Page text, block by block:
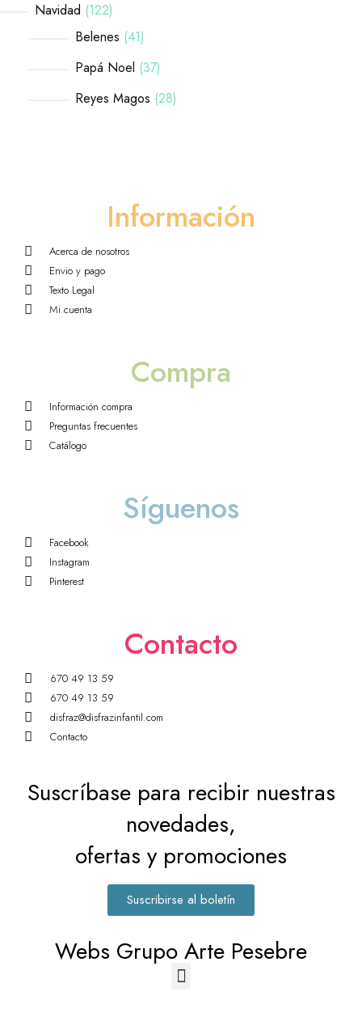
Navidad 122
Belenes 41
Papá Noel 37
Reyes Magos 28
Información
Acerca de nosotros
Envio y pago
Texto Legal
Mi cuenta
Compra
Información compra
Preguntas frecuentes
Catálogo
Síguenos
Facebook
Instagram
Pinterest
Contacto
670 49 13 59
670 49 13 59
disfraz@disfrazinfantil.com
Contacto
Suscríbase para recibir nuestras
novedades,
ofertas y promociones
Suscribirse al boletín
Webs Grupo Arte Pesebre